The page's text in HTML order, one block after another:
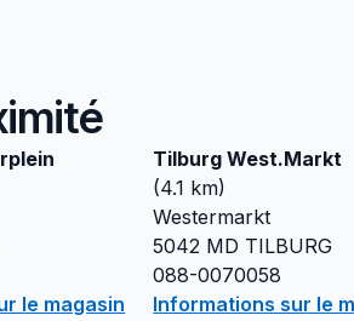
le magasin
Tilburg West.Markt
(4.1 km)
Westermarkt
5042 MD TILBURG
088-0070058
Informations sur le